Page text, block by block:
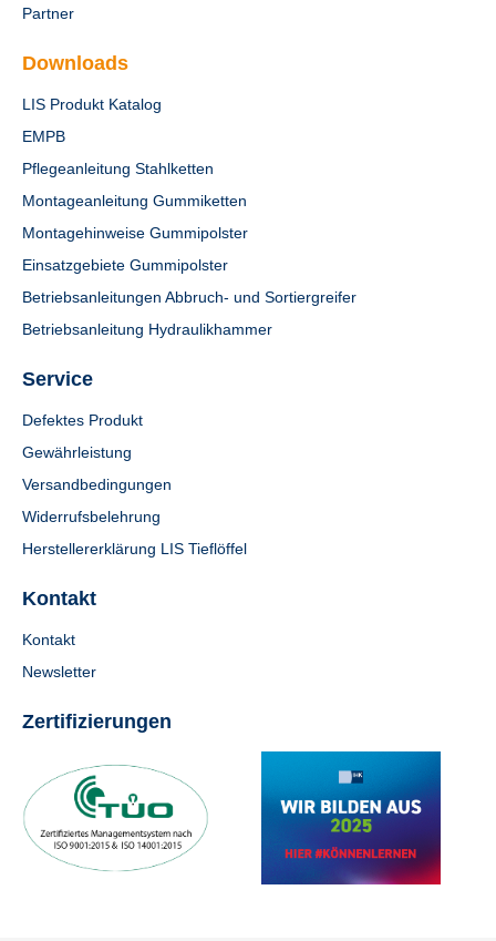
Partner
Downloads
LIS Produkt Katalog
EMPB
Pflegeanleitung Stahlketten
Montageanleitung Gummiketten
Montagehinweise Gummipolster
Einsatzgebiete Gummipolster
Betriebsanleitungen Abbruch- und Sortiergreifer
Betriebsanleitung Hydraulikhammer
Service
Defektes Produkt
Gewährleistung
Versandbedingungen
Widerrufsbelehrung
Herstellererklärung LIS Tieflöffel
Kontakt
Kontakt
Newsletter
Zertifizierungen